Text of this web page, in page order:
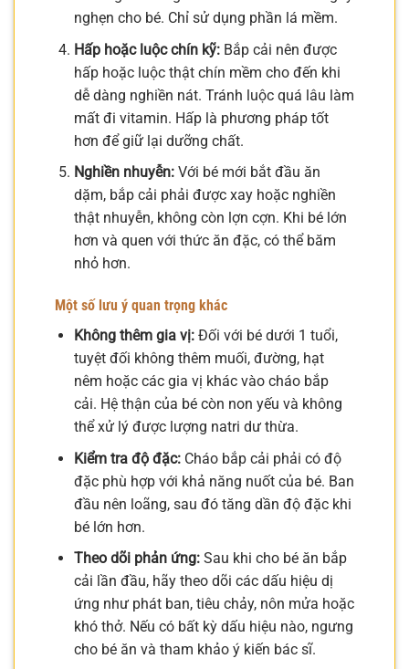
nghẹn cho bé. Chỉ sử dụng phần lá mềm.
Hấp hoặc luộc chín kỹ:Bắp cải nên được
hấp hoặc luộc thật chín mềm cho đến khi
dễ dàng nghiền nát. Tránh luộc quá lâu làm
mất đi vitamin. Hấp là phương pháp tốt
hơn để giữ lại dưỡng chất.
Nghiền nhuyễn:Với bé mới bắt đầu ăn
dặm, bắp cải phải được xay hoặc nghiền
thật nhuyễn, không còn lợn cợn. Khi bé lớn
hơn và quen với thức ăn đặc, có thể băm
nhỏ hơn.
Một số lưu ý quan trọng khác
Không thêm gia vị:Đối với bé dưới 1 tuổi,
tuyệt đối không thêm muối, đường, hạt
nêm hoặc các gia vị khác vào cháo bắp
cải. Hệ thận của bé còn non yếu và không
thể xử lý được lượng natri dư thừa.
Kiểm tra độ đặc:Cháo bắp cải phải có độ
đặc phù hợp với khả năng nuốt của bé. Ban
đầu nên loãng, sau đó tăng dần độ đặc khi
bé lớn hơn.
Theo dõi phản ứng:Sau khi cho bé ăn bắp
cải lần đầu, hãy theo dõi các dấu hiệu dị
ứng như phát ban, tiêu chảy, nôn mửa hoặc
khó thở. Nếu có bất kỳ dấu hiệu nào, ngưng
cho bé ăn và tham khảo ý kiến bác sĩ.